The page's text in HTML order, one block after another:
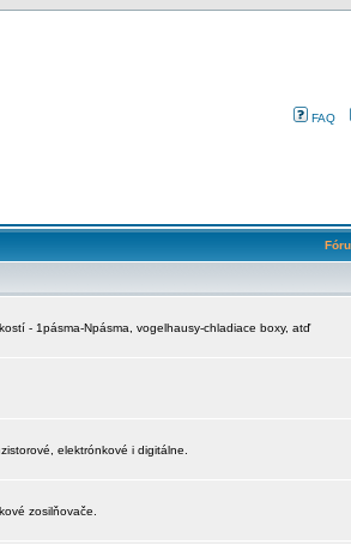
FAQ
- 1pásma-Npásma, vogelhausy-chladiace boxy, atď
elektrónkové i digitálne.
zosilňovače.